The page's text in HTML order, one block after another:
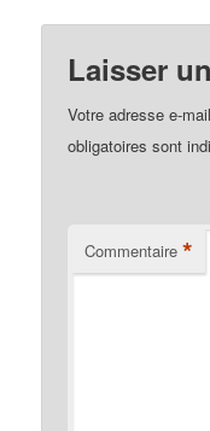
Laisser
Votre adresse e-
obligatoires sont
Commentaire *